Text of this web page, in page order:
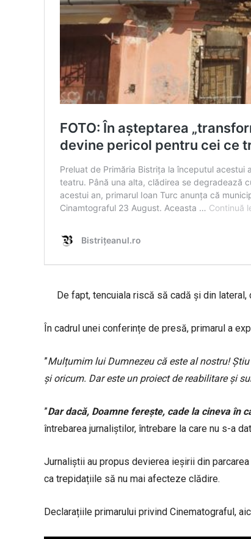
De fapt, tencuiala riscă să cadă și din
În cadrul unei conferințe de presă, primarul a
”Mulțumim lui Dumnezeu că este al nostru!
și oricum. Dar este un proiect de reabilitare și
”Dar dacă, Doamne ferește, cade la cineva în
întrebarea jurnaliștilor, întrebare la care nu s-a
Jurnaliștii au propus devierea ieșirii din
ca trepidațiile să nu mai afecteze clădire.
Declarațiile primarului privind Cinematograful,